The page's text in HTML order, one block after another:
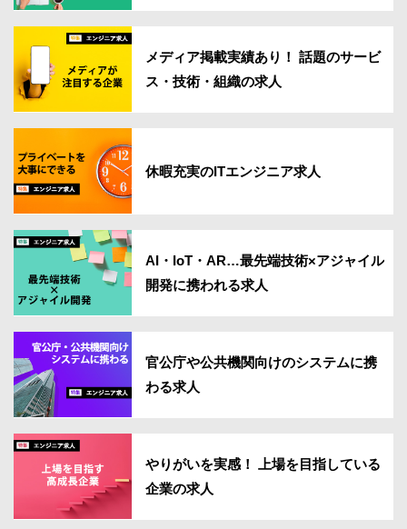
メディア掲載実績あり！ 話題のサービ
ス・技術・組織の求人
休暇充実のITエンジニア求人
AI・IoT・AR…最先端技術×アジャイル
開発に携われる求人
官公庁や公共機関向けのシステムに携
わる求人
やりがいを実感！ 上場を目指している
企業の求人